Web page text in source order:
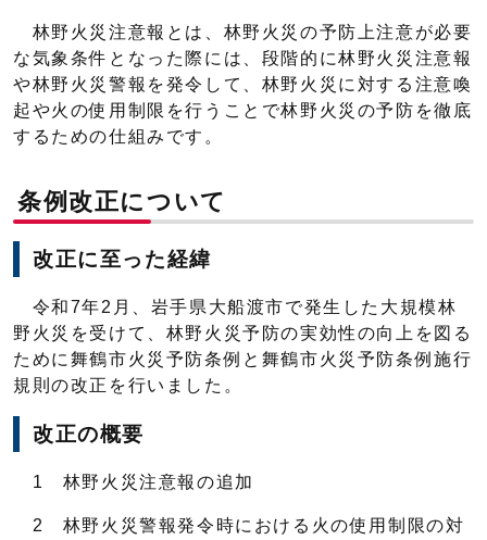
林野火災注意報とは、林野火災の予防上注意が必要
な気象条件となった際には、段階的に林野火災注意報
や林野火災警報を発令して、林野火災に対する注意喚
起や火の使用制限を行うことで林野火災の予防を徹底
するための仕組みです。
条例改正について
改正に至った経緯
令和7年2月、岩手県大船渡市で発生した大規模林
野火災を受けて、林野火災予防の実効性の向上を図る
ために舞鶴市火災予防条例と舞鶴市火災予防条例施行
規則の改正を行いました。
改正の概要
1 林野火災注意報の追加
2 林野火災警報発令時における火の使用制限の対